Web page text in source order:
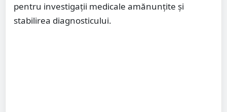
pentru investigații medicale amănunțite și
stabilirea diagnosticului.